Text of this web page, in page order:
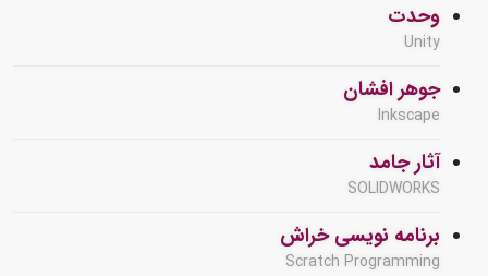
وحدت
Unity
جوهر افشان
Inkscape
آثار جامد
SOLIDWORKS
برنامه نویسی خراش
Scratch Programming